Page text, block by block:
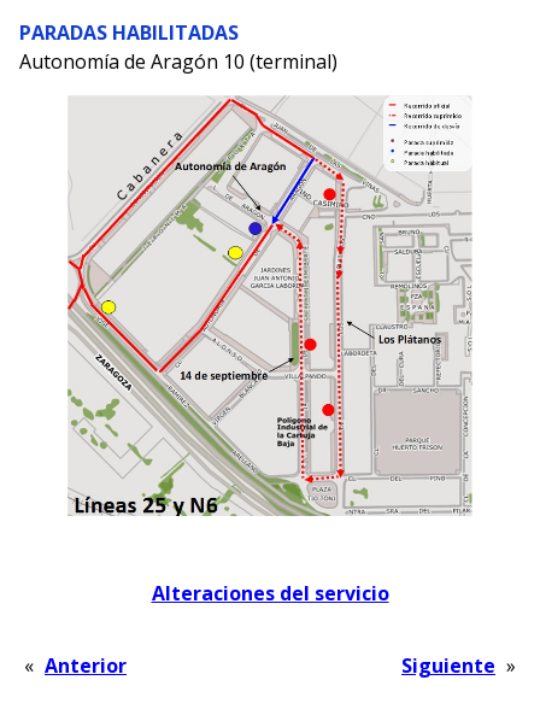
PARADAS HABILITADAS
Autonomía de Aragón 10 (terminal)
Alteraciones del servicio
« Anterior Siguiente »